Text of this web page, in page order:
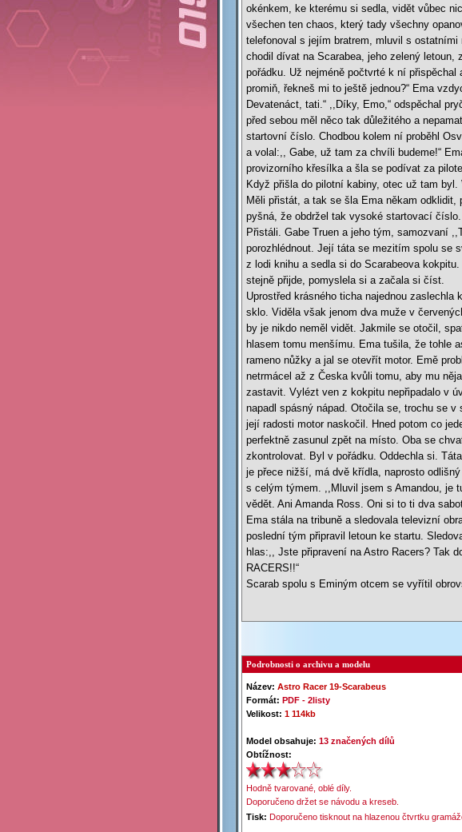
okénkem, ke kterému si sedla, vidět vůbec
všechen ten chaos, který tady všechny
telefonoval s jejím bratrem, mluvil s ostatními
chodil dívat na Scarabea, jeho zelený letoun,
pořádku. Už nejméně počtvrté k ní
promiň, řekneš mi to ještě jednou?“ Ema
Devatenáct, tati.“ ,,Díky, Emo,“ odspěchal
před sebou měl něco tak důležitého a
startovní číslo. Chodbou kolem ní proběhl
a volal:,, Gabe, už tam za chvíli budeme!“
provizorního křesílka a šla se podívat za
Když přišla do pilotní kabiny, otec už tam
Měli přistát, a tak se šla Ema někam
pyšná, že obdržel tak vysoké startovací
Přistáli. Gabe Truen a jeho tým, samozvaní
porozhlédnout. Její táta se mezitím spolu se
z lodi knihu a sedla si do Scarabeova
stejně přijde, pomyslela si a začala si číst.
Uprostřed krásného ticha najednou
sklo. Viděla však jenom dva muže v
by je nikdo neměl vidět. Jakmile se otočil,
hlasem tomu menšímu. Ema tušila, že tohle
rameno nůžky a jal se otevřít motor. Emě
netrmácel až z Česka kvůli tomu, aby mu
zastavit. Vylézt ven z kokpitu nepřipadalo v
napadl spásný nápad. Otočila se, trochu se
její radosti motor naskočil. Hned potom co
perfektně zasunul zpět na místo. Oba se
zkontrolovat. Byl v pořádku. Oddechla si.
je přece nižší, má dvě křídla, naprosto
s celým týmem. ,,Mluvil jsem s Amandou, je
vědět. Ani Amanda Ross. Oni si to ti dva
Ema stála na tribuně a sledovala televizní
poslední tým připravil letoun ke startu.
hlas:,, Jste připravení na Astro Racers? Tak
RACERS!!“
Scarab spolu s Eminým otcem se vyřítil
Podrobnosti o archivu a modelu
Název: Astro Racer 19-Scarabeus
Formát: PDF -2listy
Velikost: 1 114kb
Model obsahuje: 13 značených dílů
Obtížnost:
Hodně tvarované, oblé díly.
Doporučeno držet se návodu a kreseb.
Tisk: Doporučeno tisknout na hlazenou čtvrtku